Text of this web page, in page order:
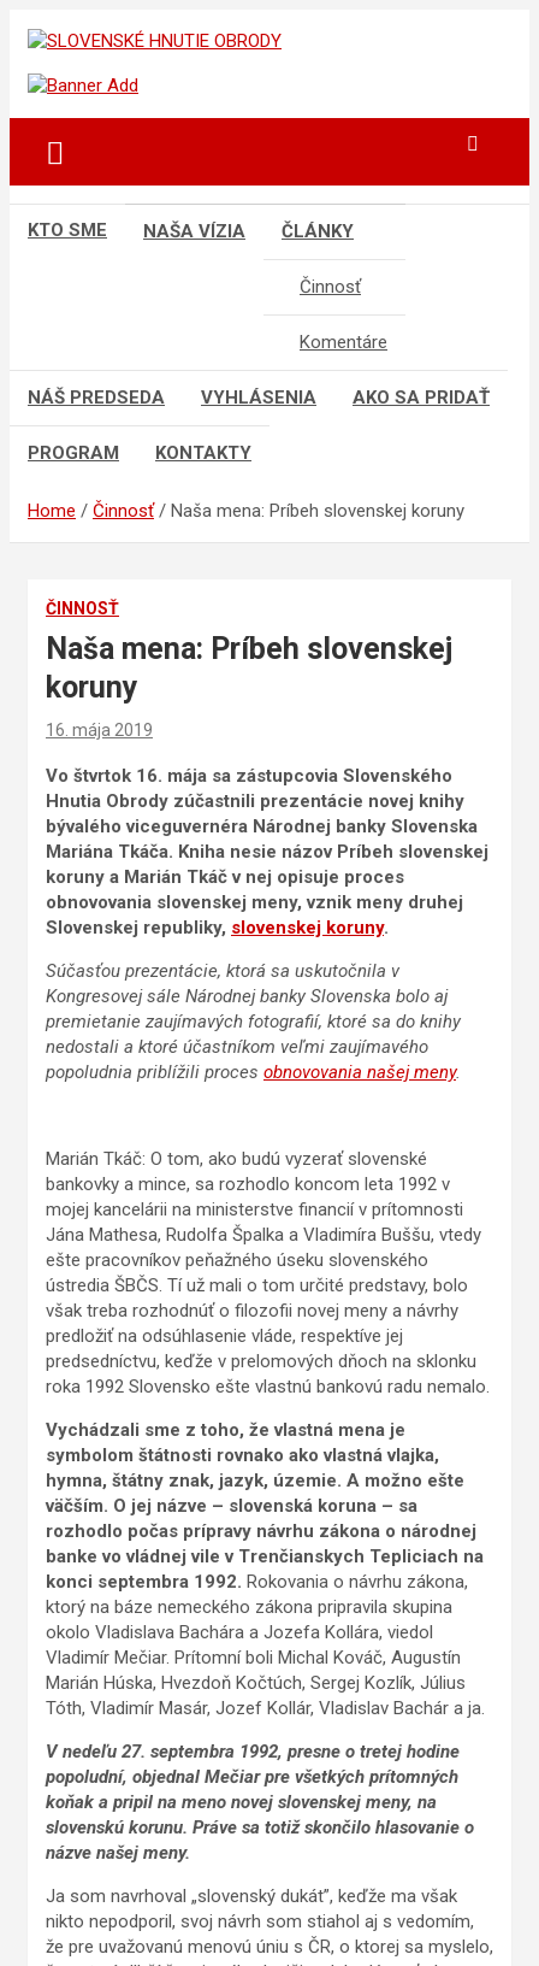
content
SLOVENSKÉ HNUTIE OBRODY
KTO SME NAŠA VÍZIA ČLÁNKY
Činnosť
Komentáre
NÁŠ PREDSEDA VYHLÁSENIA AKO SA PRIDAŤ
PROGRAM KONTAKTY
Home Činnosť Naša mena: Príbeh slovenskej koruny
ČINNOSŤ
Naša mena: Príbeh slovenskej
koruny
16. mája 2019
Vo štvrtok 16. mája sa zástupcovia Slovenského
Hnutia Obrody zúčastnili prezentácie novej knihy
bývalého viceguvernéra Národnej banky Slovenska
Mariána Tkáča. Kniha nesie názov Príbeh slovenskej
koruny a Marián Tkáč v nej opisuje proces
obnovovania slovenskej meny, vznik meny druhej
Slovenskej republiky, slovenskej koruny.
Súčasťou prezentácie, ktorá sa uskutočnila v
Kongresovej sále Národnej banky Slovenska bolo aj
premietanie zaujímavých fotografií, ktoré sa do knihy
nedostali a ktoré účastníkom veľmi zaujímavého
popoludnia priblížili proces obnovovania našej meny.
Marián Tkáč: O tom, ako budú vyzerať slovenské
bankovky a mince, sa rozhodlo koncom leta 1992 v
mojej kancelárii na ministerstve financií v prítomnosti
Jána Mathesa, Rudolfa Špalka a Vladimíra Buššu, vtedy
ešte pracovníkov peňažného úseku slovenského
ústredia ŠBČS. Tí už mali o tom určité predstavy, bolo
však treba rozhodnúť o filozofii novej meny a návrhy
predložiť na odsúhlasenie vláde, respektíve jej
predsedníctvu, keďže v prelomových dňoch na sklonku
roka 1992 Slovensko ešte vlastnú bankovú radu nemalo.
Vychádzali sme z toho, že vlastná mena je
symbolom štátnosti rovnako ako vlastná vlajka,
hymna, štátny znak, jazyk, územie. A možno ešte
väčším. O jej názve – slovenská koruna – sa
rozhodlo počas prípravy návrhu zákona o národnej
banke vo vládnej vile v Trenčianskych Tepliciach na
konci septembra 1992. Rokovania o návrhu zákona,
ktorý na báze nemeckého zákona pripravila skupina
okolo Vladislava Bachára a Jozefa Kollára, viedol
Vladimír Mečiar. Prítomní boli Michal Kováč, Augustín
Marián Húska, Hvezdoň Kočtúch, Sergej Kozlík, Július
Tóth, Vladimír Masár, Jozef Kollár, Vladislav Bachár a ja.
V nedeľu 27. septembra 1992, presne o tretej hodine
popoludní, objednal Mečiar pre všetkých prítomných
koňak a pripil na meno novej slovenskej meny, na
slovenskú korunu. Práve sa totiž skončilo hlasovanie o
názve našej meny.
Ja som navrhoval „slovenský dukát”, keďže ma však
nikto nepodporil, svoj návrh som stiahol aj s vedomím,
že pre uvažovanú menovú úniu s ČR, o ktorej sa myslelo,